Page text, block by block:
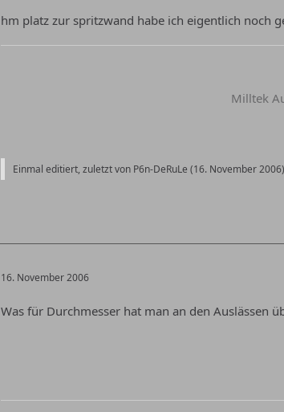
hm platz zur spritzwand habe ich eigentlich noch
Milltek
Einmal editiert, zuletzt von P6n-DeRuLe (16. November 2006)
16. November 2006
Was für Durchmesser hat man an den Auslässen